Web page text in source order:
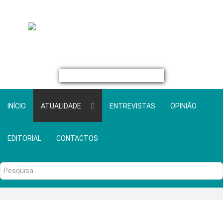
INÍCIO ATUALIDADE ENTREVISTAS OPINIÃO
EDITORIAL CONTACTOS
Pesquisa...